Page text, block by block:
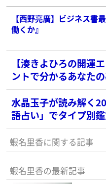
【西野亮廣】ビジネス
働くか』
【湊きよひろの開運
ントで分かるあなた
水晶玉子が読み解く
語占い」でタイプ別
蝦名里香に関する記事
蝦名里香の最新記事